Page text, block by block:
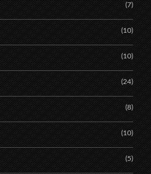
(7)
(10)
(10)
(24)
(8)
(10)
(5)